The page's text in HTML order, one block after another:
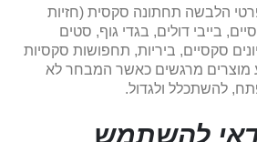
הלבשה תחתונה סקסית (חזיות
בייבי דולים, בגדי גוף, סטים
סקסיים, ביריות, תחפושות סקסיות
מוצרים מרגשים כאשר המבחר לא
להשתכלל ולגדול.
להשתמש